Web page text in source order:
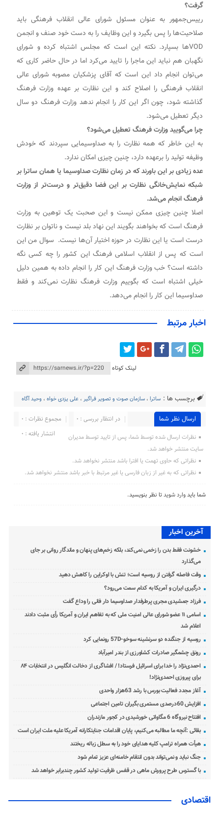
گرفت؟
رییس‌جمهور به عنوان مسئول شورای عالی انقلاب فرهنگی باید
صلاحیت‌ها را پس بگیرد و این وظایف را به دست خود صنف و انجمن
VODها بسپارد. نکته این است که مجلس اشتباه کرده و شورای
نگهبان هم نباید این ماجرا را تایید می‌کرد اما در حال حاضر کاری که
می‌توان انجام داد این است که آقای پزشکیان مصوبه شورای عالی
انقلاب فرهنگی را اصلاح کند و این نظارت بر عهده وزارت فرهنگ
گذاشته شود، چون اگر این کار را انجام ندهد وزارت فرهنگ دو سال
دیگر تعطیل می‌شود.
چرا می‌گویید وزارت فرهنگ تعطیل می‌شود؟
به این خاطر که همه نظارت را به صداوسیمایی سپردند که خودش
وظیفه تولید را برعهده دارد، چنین چیزی امکان ندارد.
عده زیادی بر این باورند که در زمان نظارت صداوسیما یا همان ساترا بر
شبکه نمایش‌خانگی نظارت بر این فضا دقیق‌تر و درست‌تر از وزارت
فرهنگ انجام می‌شد.
اصلا چنین چیزی ممکن نیست و این صحبت یک توهین به وزارت
فرهنگ است که بخواهند بگویند این نهاد بلد نیست و ناتوان بر نظارت
درست است یا این نظارت در حوزه اختیار آن‌ها نیست. سوال من این
است که پس از انقلاب اسلامی فرهنگ این کشور را چه کسی نگه
داشته است؟ خب وزارت فرهنگ این کار را انجام داده به همین دلیل
خیلی اشتباه است که بگوییم وزارت فرهنگ نظارت نمی‌کند و فقط
صداوسیما این کار را انجام می‌دهد.
اخبار مرتبط
لینک کوتاه
برچسب ها : ساترا ،سازمان صوت و تصویر فراگیر ،علی یزدی خواه ،وحید آگاه
ارسال نظر شما مجموع نظرات : 0
در انتظار بررسی : 0
انتشار یافته : 0
نظرات ارسال شده توسط شما، پس از تایید توسط مدیران
سایت منتشر خواهد شد.
نظراتی که حاوی تهمت یا افترا باشد منتشر نخواهد شد.
نظراتی که به غیر از زبان فارسی یا غیر مرتبط با خبر باشد منتشر نخواهد شد.
شما بایدوارد شویدتا نظر بنویسید.
آخرین اخبار
خشونت فقط بدن را زخمی نمی‌کند، بلکه زخم‌های پنهان و ماندگار روانی بر جای
می‌گذارد
وقت فاصله گرفتن از روسیه است؛ تنش با اوکراین را کاهش دهید
درگیری ایران و آمریکا به کدام سمت می‌رود؟
فرزاد جمشیدی مجری پرطرفدار صداوسیما دار فانی را وداع گفت
اسامی ۱۱ عضو شورای عالی امنیت ملی که به تفاهم ایران و آمریکا رأی مثبت دادند
اعلام شد
روسیه از جنگنده دو سرنشینه سوخو-57D رونمایی کرد
رونق چشمگیر صادرات کشاورزی از بندر امیرآباد
احمدی‌نژاد را خدا برای اسرائیل فرستاد! / افشاگری از دخالت انگلیس در انتخابات ۸۴
برای پیروزی احمدی‌نژاد!
آغاز مجدد فعالیت بورس با رشد 63هزار واحدی
افزایش 60درصدی مستمری بگیران تامین اجتماعی
افتتاح نیروگاه 6 مگاواتی خورشیدی در کجور مازندران
بقائی :آنچه ما مطالبه می‌کنیم، پایان اقدامات جنایتکارانه آمریکا علیه ملت ایران است
هیأت همراه ترامپ کلیه هدایای خود را به سطل زباله ریختند
جنگ نباید و نمی‌تواند بدون انتقام خامنه‌ای عزیز تمام شود
با گسترس طرح پرورش ماهی در قفس ظرفیت تولید کشور چندبرابر خواهد شد
اقتصادی